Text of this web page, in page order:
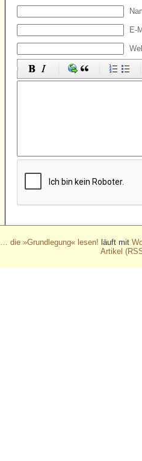
E-
… die »Grundlegung« lesen! läuft mit
Artikel